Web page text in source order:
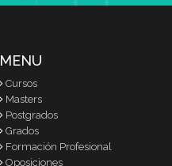
MENU
Cursos
Masters
Postgrados
Grados
Formación Profesional
Oposiciones